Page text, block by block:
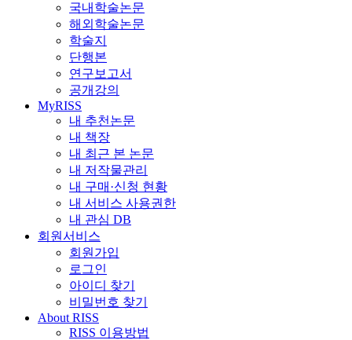
국내학술논문
해외학술논문
학술지
단행본
연구보고서
공개강의
MyRISS
내 추천논문
내 책장
내 최근 본 논문
내 저작물관리
내 구매·신청 현황
내 서비스 사용권한
내 관심 DB
회원서비스
회원가입
로그인
아이디 찾기
비밀번호 찾기
About RISS
RISS 이용방법